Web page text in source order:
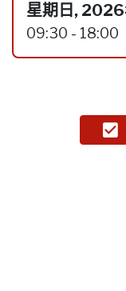
星期日,
09:30 - 18:00